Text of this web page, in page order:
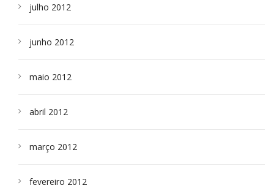
julho 2012
junho 2012
maio 2012
abril 2012
março 2012
fevereiro 2012